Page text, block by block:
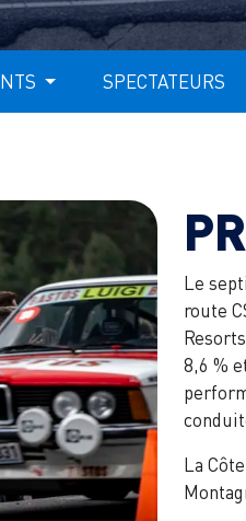
SPECTATEURS
Le
route
8,6 %
La